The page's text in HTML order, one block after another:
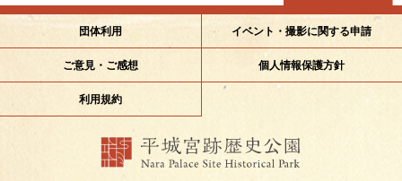
団体利用 イベント・撮影に関する申請
ご意見・ご感想 個人情報保護方針
利用規約